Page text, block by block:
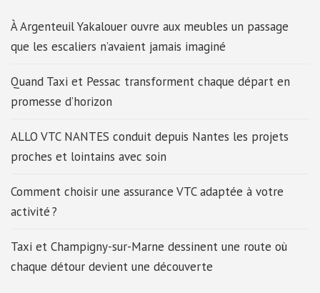
À Argenteuil Yakalouer ouvre aux meubles un passage
que les escaliers n’avaient jamais imaginé
Quand Taxi et Pessac transforment chaque départ en
promesse d’horizon
ALLO VTC NANTES conduit depuis Nantes les projets
proches et lointains avec soin
Comment choisir une assurance VTC adaptée à votre
activité ?
Taxi et Champigny-sur-Marne dessinent une route où
chaque détour devient une découverte